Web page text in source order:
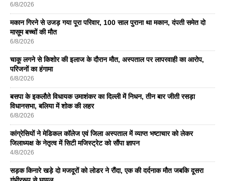
6/8/2026
मकान गिरने से उजड़ गया पूरा परिवार, 100 साल पुराना था मकान, दंपती समेत दो
मासूम बच्चों की मौत
6/8/2026
चाकू लगने से किशोर की इलाज के दौरान मौत, अस्पताल पर लापरवाही का आरोप,
परिजनों का हंगामा
6/8/2026
बसपा के इकलाैते विधायक उमाशंकर का दिल्ली में निधन, तीन बार जीती रसड़ा
विधानसभा, बलिया में शोक की लहर
6/8/2026
कांग्रेसियों ने मेडिकल कॉलेज एवं जिला अस्पताल में व्याप्त भष्टाचार को लेकर
जिलाध्यक्ष के नेतृत्व में सिटी मजिस्ट्रेट को सौंपा ज्ञापन
4/8/2026
सड़क किनारे खड़े दो मजदूरों को लोडर ने रौंदा, एक की दर्दनाक मौत जबकि दूसरा